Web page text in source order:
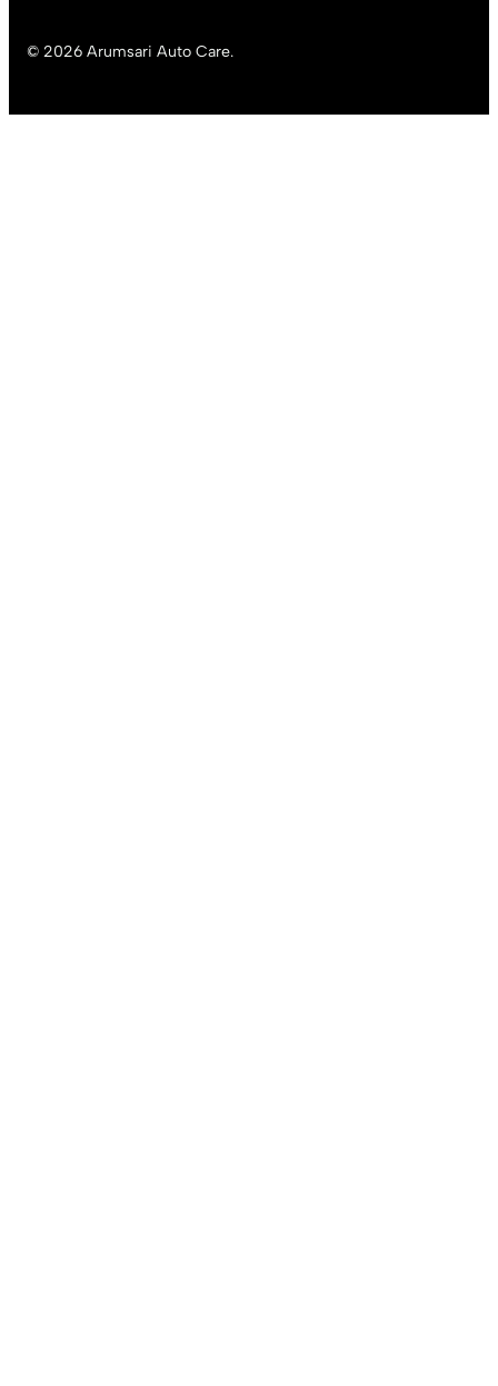
© 2026 Arumsari Auto Care.